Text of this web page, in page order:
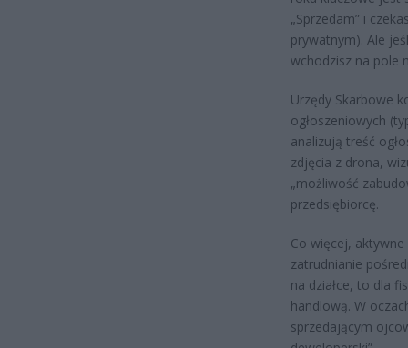
„Sprzedam” i
prywatnym). Ale
wchodzisz na pole
Urzędy Skarbowe
ogłoszeniowych
analizują treść
zdjęcia z drona,
„możliwość
przedsiębiorcę.
Co więcej,
zatrudnianie
na działce, to dla
handlową. W
sprzedającym